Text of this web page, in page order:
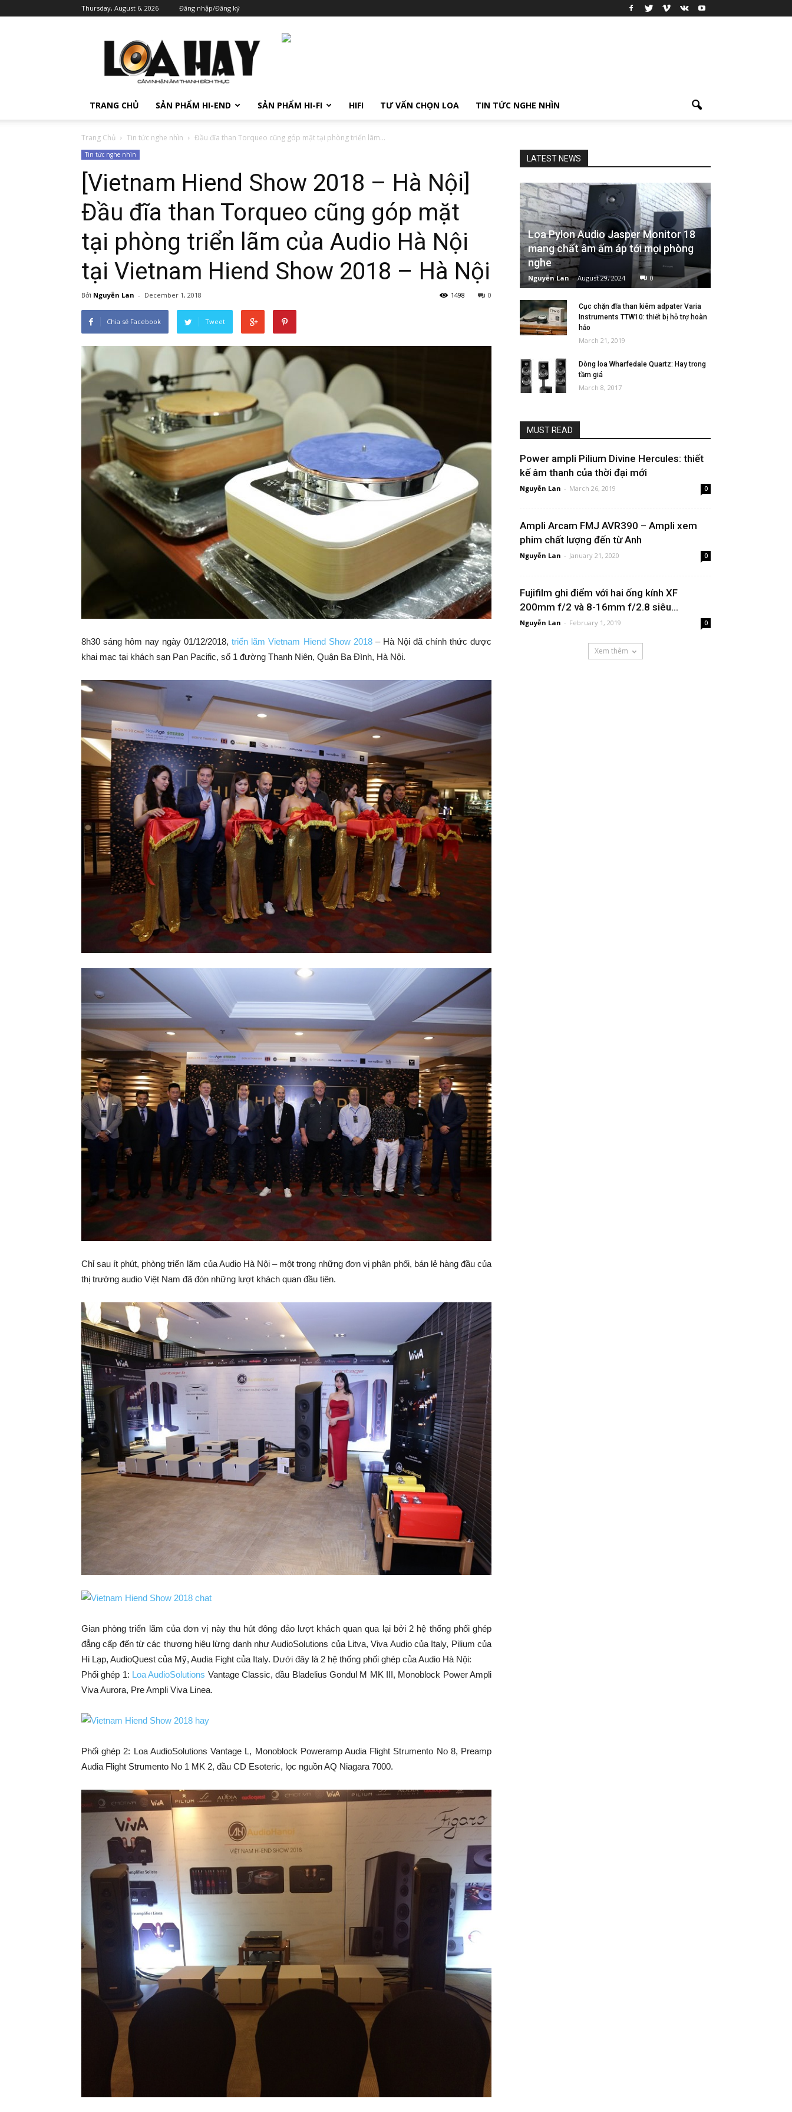
Thursday, August 6, 2026 Đăng nhập/Đăng ký
TRANG CHỦ SẢN PHẨM HI-END SẢN PHẨM HI-FI HIFI TƯ VẤN CHỌN LOA TIN TỨC NGHE NHÌN
Trang Chủ Tin tức nghe nhìn Đầu đĩa than Torqueo cũng góp mặt tại phòng triển lãm...
Tin tức nghe nhìn
[Vietnam Hiend Show 2018 – Hà Nội]
Đầu đĩa than Torqueo cũng góp mặt
tại phòng triển lãm của Audio Hà Nội
tại Vietnam Hiend Show 2018 – Hà Nội
Bởi Nguyễn Lan - December 1, 2018 0
1498
Chia sẻ Facebook Tweet
8h30 sáng hôm nay ngày 01/12/2018,triển lãm Vietnam Hiend Show 2018– Hà Nội đã chính thức được
khai mạc tại khách sạn Pan Pacific, số 1 đường Thanh Niên, Quận Ba Đình, Hà Nội.
Chỉ sau ít phút, phòng triển lãm của Audio Hà Nội – một trong những đơn vị phân phối, bán lẻ hàng đầu của
thị trường audio Việt Nam đã đón những lượt khách quan đầu tiên.
Gian phòng triển lãm của đơn vị này thu hút đông đảo lượt khách quan qua lại bởi 2 hệ thống phối ghép
đẳng cấp đến từ các thương hiệu lừng danh như AudioSolutions của Litva, Viva Audio của Italy, Pilium của
Hi Lạp, AudioQuest của Mỹ, Audia Fight của Italy. Dưới đây là 2 hệ thống phối ghép của Audio Hà Nội:
Phối ghép 1: Loa AudioSolutions Vantage Classic, đầu Bladelius Gondul M MK III, Monoblock Power Ampli
Viva Aurora, Pre Ampli Viva Linea.
Phối ghép 2: Loa AudioSolutions Vantage L, Monoblock Poweramp Audia Flight Strumento No 8, Preamp
Audia Flight Strumento No 1 MK 2, đầu CD Esoteric, lọc nguồn AQ Niagara 7000.
LATEST NEWS
Loa Pylon Audio Jasper Monitor 18
mang chất âm ấm áp tới mọi phòng
nghe
Nguyễn Lan - August 29, 2024 0
Cục chặn đĩa than kiêm adpater Varia
Instruments TTW10: thiết bị hỗ trợ hoàn
hảo
March 21, 2019
Dòng loa Wharfedale Quartz: Hay trong
tầm giá
March 8, 2017
MUST READ
Power ampli Pilium Divine Hercules: thiết
kế âm thanh của thời đại mới
Nguyễn Lan - March 26, 2019 0
Ampli Arcam FMJ AVR390 – Ampli xem
phim chất lượng đến từ Anh
Nguyễn Lan - January 21, 2020 0
Fujifilm ghi điểm với hai ống kính XF
200mm f/2 và 8-16mm f/2.8 siêu...
Nguyễn Lan - February 1, 2019 0
Xem thêm